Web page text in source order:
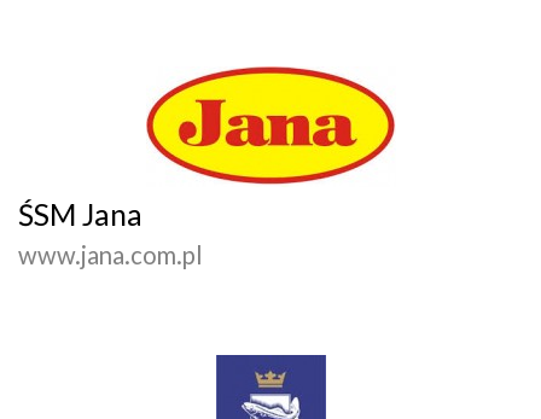
ŚSM Jana
www.jana.com.pl